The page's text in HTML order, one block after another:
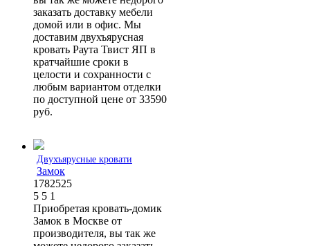
заказать доставку мебели
домой или в офис. Мы
доставим двухъярусная
кровать Раута Твист ЯП в
кратчайшие сроки в
целости и сохранности с
любым вариантом отделки
по доступной цене от 33590
руб.
Двухъярусные кровати
Замок
1782525
5 5 1
Приобретая кровать-домик
Замок в Москве от
производителя, вы так же